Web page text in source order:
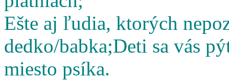
Ešte aj ľudia, ktorých
dedko/babka;Deti sa vás
miesto psíka.